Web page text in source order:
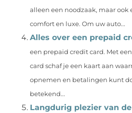
alleen een noodzaak, maar ook
comfort en luxe. Om uw auto...
Alles over een prepaid
een prepaid credit card. Met
card schaf je een kaart aan
opnemen en betalingen kunt
betekend...
Langdurig plezier van